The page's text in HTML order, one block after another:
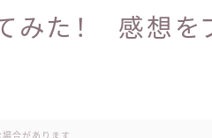
てみた！ 感想を
合があります